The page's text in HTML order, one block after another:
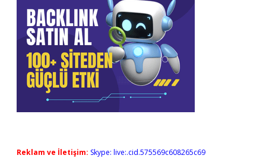
Reklam ve İletişim: Skype: live:.cid.575569c608265c69